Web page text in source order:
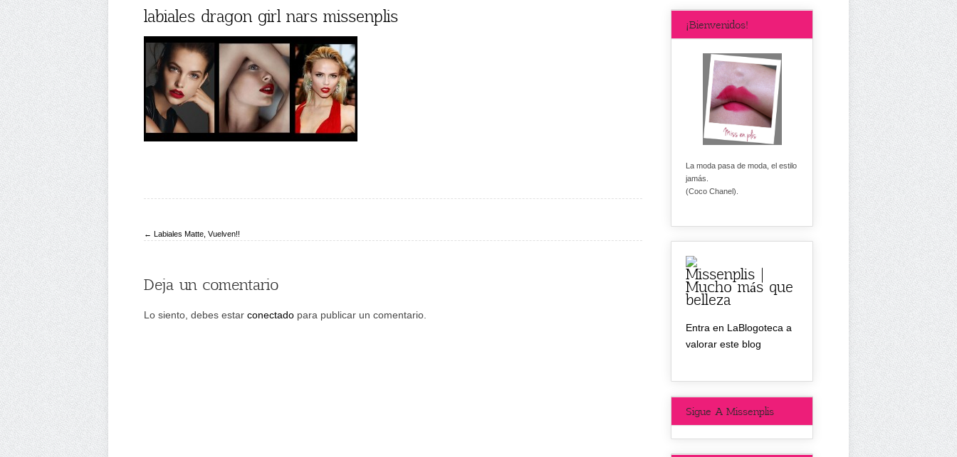
labiales dragon girl nars missenplis
← Labiales Matte, Vuelven!!
Deja un comentario
Lo siento, debes estar conectado para publicar un comentario.
¡Bienvenidos!
La moda pasa de moda, el estilo
jamás.
(Coco Chanel).
Missenplis |
Mucho más que
belleza
Entra en LaBlogoteca a
valorar este blog
Sigue A Missenplis